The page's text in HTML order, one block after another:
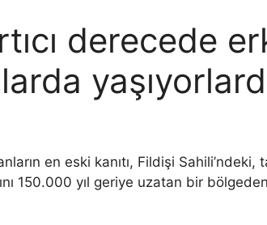
derecede
en eski kanıtı, Fildişi Sahili’ndeki,
150.000 yıl geriye uzatan bir